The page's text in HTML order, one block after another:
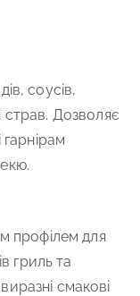
соусів,
страв. Дозволяє
профілем для
гриль та
смакові